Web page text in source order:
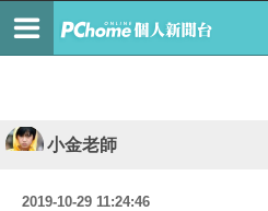
小金老師
2019-10-29 11:24:46